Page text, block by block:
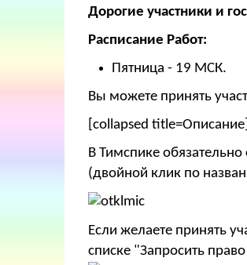
Дорогие участники и
Расписание Работ:
Пятница - 19 МСК.
Вы можете принять
[collapsed title=Описание]
В Тимспике
(двойной клик по
Если желаете принять
списке "Запросить